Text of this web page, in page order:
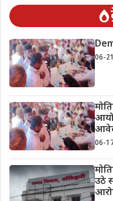
06-
06-
उठे